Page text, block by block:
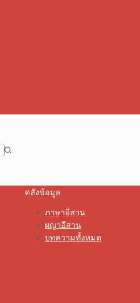
คลังข้อมูล
ภาษาอีสาน
ผญาอีสาน
บทความทั้งหมด